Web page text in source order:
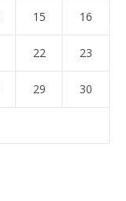
15 16
22 23
29 30